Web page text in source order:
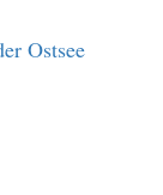
Ostsee